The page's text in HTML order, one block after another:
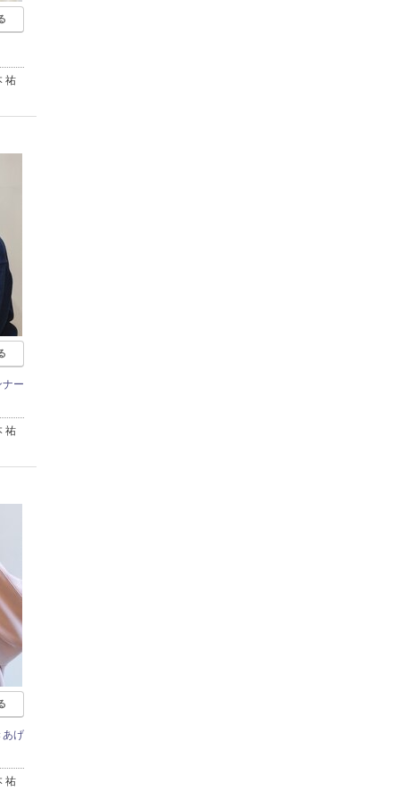
祐
ー
祐
げ
祐